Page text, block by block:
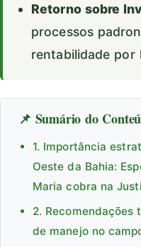
Retorno sobre
processos
rentabilidade por
📌 Sumário do
1. Importância
Oeste da Bahia:
Maria cobra na
2. Recomendações
de manejo no